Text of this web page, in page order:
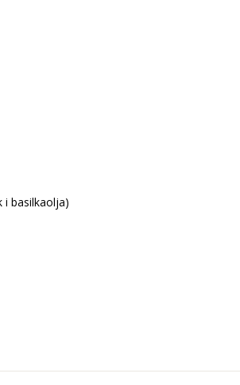
i basilkaolja)